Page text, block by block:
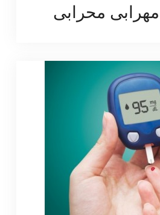
مهرابی محرابی